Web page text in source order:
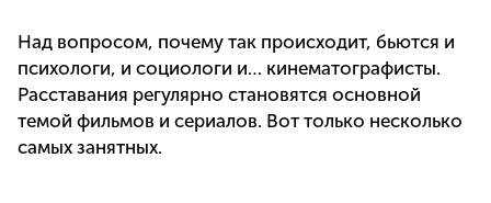
Над вопросом, почему так происходит, бьются и
психологи, и социологи и… кинематографисты.
Расставания регулярно становятся основной
темой фильмов и сериалов. Вот только несколько
самых занятных.